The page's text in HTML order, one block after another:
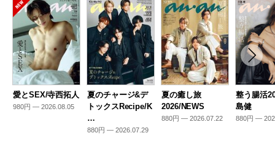
愛とSEX/寺西拓人
980円 — 2026.08.05
夏のチャージ&デ
トックスRecipe/K
…
880円 — 2026.07.29
夏の癒し旅
2026/NEWS
880円 — 2026.07.22
整う腸活
島健
880円 —